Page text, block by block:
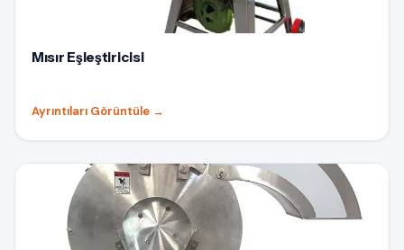
Mısır Eşleştiricisi
Ayrıntıları Görüntüle →